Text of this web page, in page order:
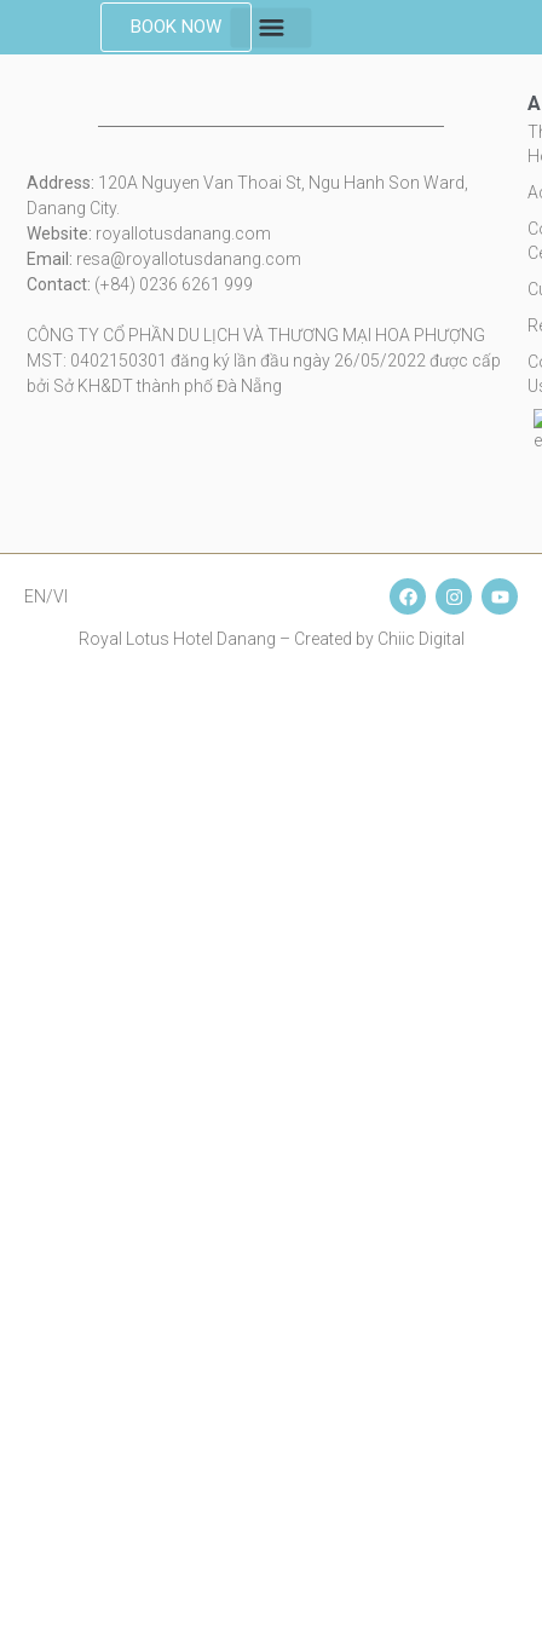
BOOK NOW
Address: 120A Nguyen Van Thoai St, Ngu Hanh Son Ward,
Danang City.
Website: royallotusdanang.com
Email: resa@royallotusdanang.com
Contact: (+84) 0236 6261 999
CÔNG TY CỔ PHẦN DU LỊCH VÀ THƯƠNG MẠI HOA PHƯỢNG
MST: 0402150301 đăng ký lần đầu ngày 26/05/2022 được cấp
bởi Sở KH&DT thành phố Đà Nẵng
EN/VI
Royal Lotus Hotel Danang – Created by Chiic Digital